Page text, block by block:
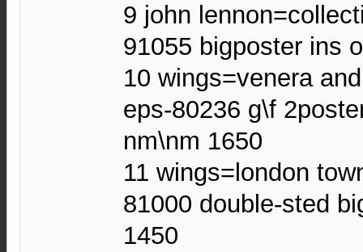
9 john
91055 bigposter ins
10 wings=venera
eps-80236 g\f
nm\nm 1650
11 wings=london
81000 double-sted
1450